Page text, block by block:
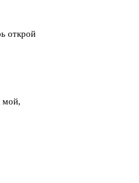
открой
мой,